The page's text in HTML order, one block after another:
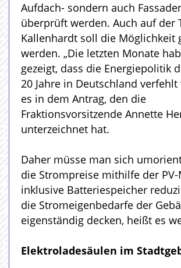
Aufdach- sondern auch
überprüft werden. Auch auf der
Kallenhardt soll die Möglichkeit
werden. „Die letzten Monate
gezeigt, dass die Energiepolitik
20 Jahre in Deutschland verfehlt
es in dem Antrag, den die
Fraktionsvorsitzende Annette
unterzeichnet hat.
Daher müsse man sich
die Strompreise mithilfe der
inklusive Batteriespeicher
die Stromeigenbedarfe der
eigenständig decken, heißt es
Elektroladesäulen im